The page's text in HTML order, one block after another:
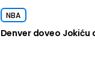
NBA
Denver doveo Jokiću